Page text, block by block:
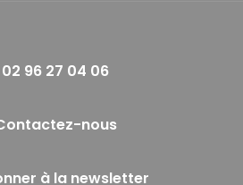
02 96 27 04 06
nous
à la newsletter